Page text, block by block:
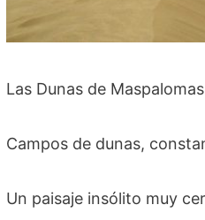
Las Dunas de
Campos de dunas,
Un paisaje insólito muy